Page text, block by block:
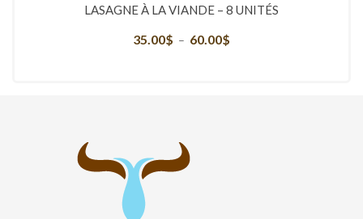
LASAGNE À LA VIANDE – 8 UNITÉS
35.00$ – 60.00$